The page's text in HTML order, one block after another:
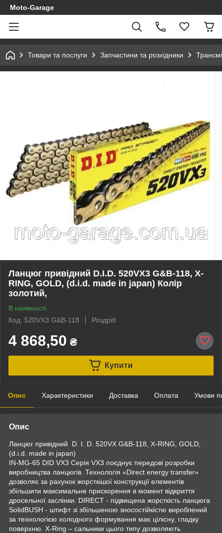
Moto-Garage
Товари та послуги Запчастини та розхідники
Ланцюг привідний D.I.D. 520VX3 G&B-118, X-
RING, GOLD, (d.i.d. made in japan) Колір
золотий,
В наявності
Код: 520VX3 G&B-118
Роздріб
4 868,50 ₴
Купити
Опис Характеристики Доставка Оплата Умови
Опис
Ланцюг привідний D. I. D. 520VX G&B-118, X-RING, GOLD,
(d.i.d. made in japan)
IN-MG-65 DID VX3 Серія VX3 поєднує передові розробки
виробництва ланцюгів. Технологія «Direct energy transfer»
дозволяє за рахунок жорсткішої конструкції елементів
збільшити максимальне прискорення в момент відкриття
дросельної заслінки. DIRECT - підвищена жорсткість ланцюга
SolidBUSH - штифт зі збільшеною зносостійкістю вироблений
за технологією холодного формування має цілісну, гладку
поверхню. X-Ring – сальники цього типу дозволяють